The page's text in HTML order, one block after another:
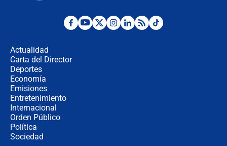
Las seis de las 6 con Juan Lozano |
Actualidad
Carta del Director
Deportes
Economía
Emisiones
Entretenimiento
Internacional
Orden Público
Política
Sociedad